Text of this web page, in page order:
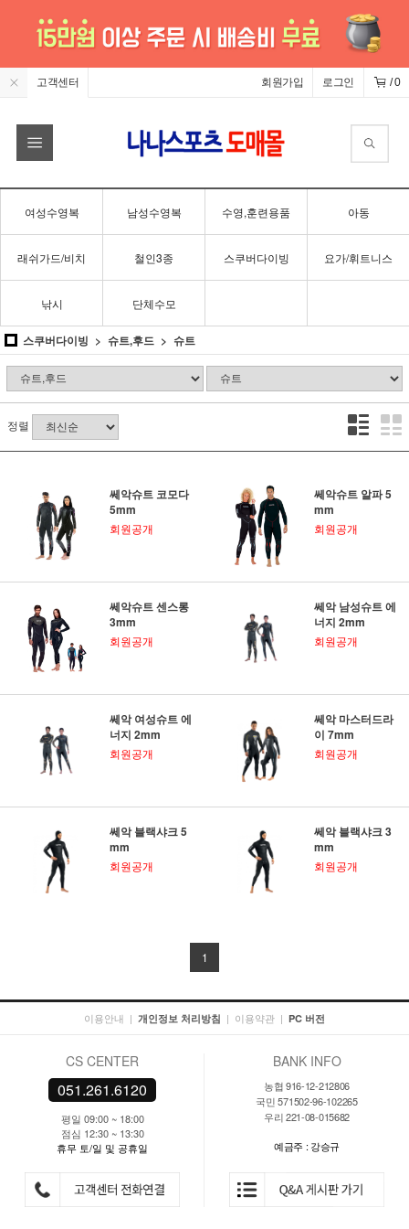
고객센터 /0
로그인
회원가입
여성수영복 남성수영복 수영,훈련용품 아동
래쉬가드/비치 철인3종 스쿠버다이빙 요가/휘트니스
낚시 단체수모
스쿠버다이빙 슈트,후드 슈트
정렬
쎄악슈트 코모다
5mm
회원공개
쎄악슈트 알파 5
mm
회원공개
쎄악슈트 센스롱
3mm
회원공개
쎄악 남성슈트 에
너지 2mm
회원공개
쎄악 여성슈트 에
너지 2mm
회원공개
쎄악 마스터드라
이 7mm
회원공개
쎄악 블랙샤크 5
mm
회원공개
쎄악 블랙샤크 3
mm
회원공개
1
이용안내 | 개인정보 처리방침 | 이용약관 | PC 버전
CS CENTER
051.261.6120
평일 09:00 ~ 18:00
점심 12:30 ~ 13:30
휴무 토/일 및 공휴일
BANK INFO
농협 916-12-212806
국민 571502-96-102265
우리 221-08-015682
예금주 : 강승규